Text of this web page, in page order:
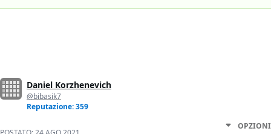
Daniel Korzhenevich
@bibasik7
Reputazione: 359
OPZIONI